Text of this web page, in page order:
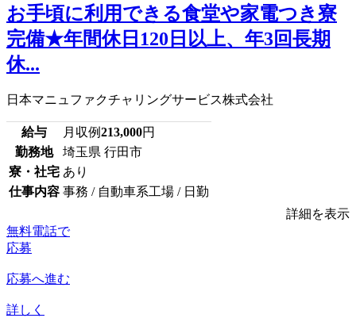
お手頃に利用できる食堂や家電つき寮
完備★年間休日120日以上、年3回長期
休...
日本マニュファクチャリングサービス株式会社
給与 月収例213,000円
勤務地
埼玉県 行田市
寮・社宅 あり
仕事内容 事務 / 自動車系工場 / 日勤
詳細を表示
無料電話で
応募
応募へ進む
詳しく